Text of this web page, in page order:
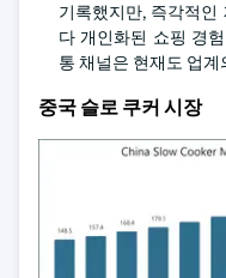
기록했지만, 즉각적
다 개인화된 쇼핑 경
통 채널은 현재도 업
중국 슬로 쿠커 시장